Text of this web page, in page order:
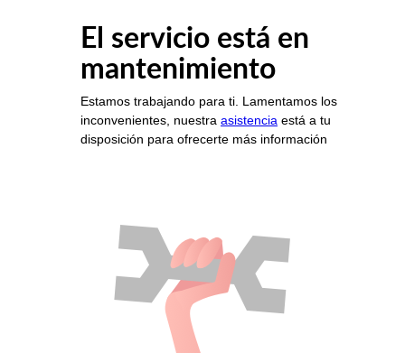
El servicio está en
mantenimiento
Estamos trabajando para ti. Lamentamos los
inconvenientes, nuestra asistencia está a tu
disposición para ofrecerte más información